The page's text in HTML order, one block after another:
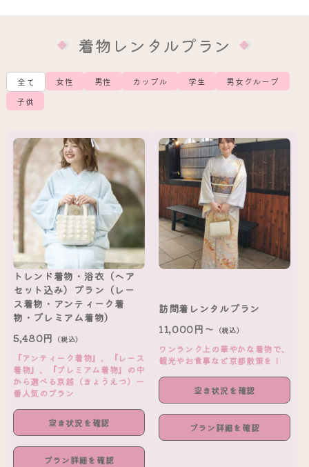
着物レンタルプラン
全て 女性 男性 カップル 学生
男女グループ
子供
トレンド着物・浴衣（ヘア
セット込み）プラン（レー
ス着物・アンティーク着
物・プレミアム着物）
5,480円 （税込）
『アンティーク着物』、『レース
着物』、『プレミアム着物』の中
から選べる京越（きょうえつ）一
番人気のプラン
空き状況を確認
プラン詳細を確認
訪問着レンタルプラン
11,000円～ （税込）
ワンランク上の華やかな着物で、
観光やお食事など京都散策を！
空き状況を確認
プラン詳細を確認